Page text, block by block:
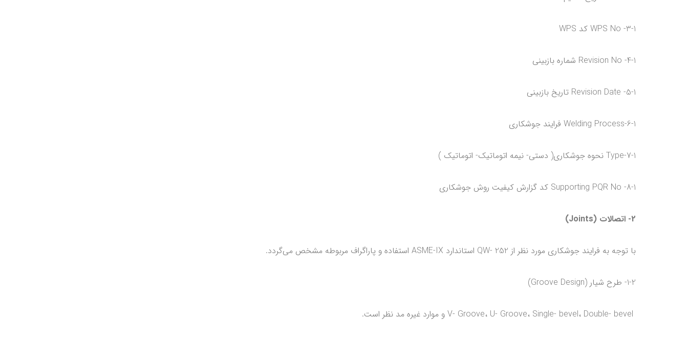
3-1- WPS No کد WPS
4-1- Revision No شماره بازبینی
5-1- Revision Date تاریخ بازبینی
6-1-Welding Process فرایند جوشکاری
7-1-Type نحوه جوشکاری( دستی- نیمه اتوماتیک- اتوماتیک )
8-1- Supporting PQR No کد گزارش کیفیت روش جوشکاری
2- اتصالات (Joints)
با توجه به فرایند جوشکاری مورد نظر از QW- 252 استاندارد ASME-IX استفاده و پاراگراف مربوطه مشخص می‌گردد.
1-2- طرح شیار (Groove Design)